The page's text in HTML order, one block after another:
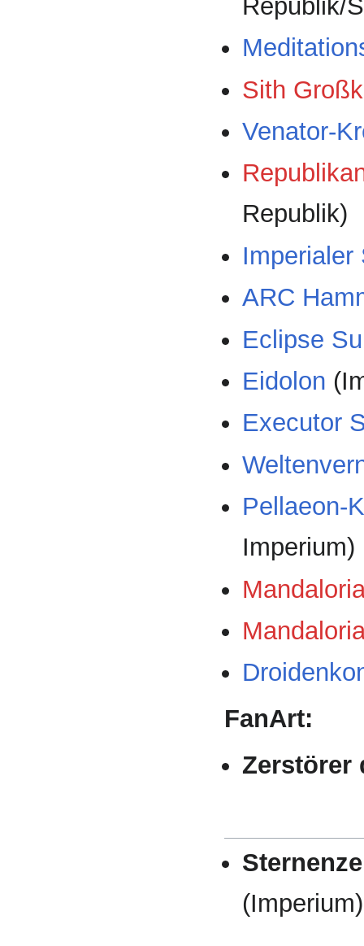
Republik/
Sith
Venator-
Republik)
Imperialer
ARC
Eclipse
Eidolon
Executor
Pellaeon-
Imperium)
FanArt:
Zerstörer
(Imperium)